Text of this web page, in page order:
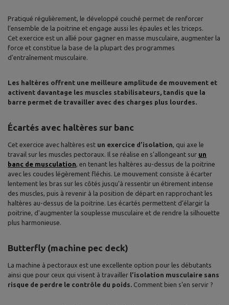
Pratiqué régulièrement, le développé couché permet de renforcer
l’ensemble de la poitrine et engage aussi les épaules et les triceps.
Cet exercice est un allié pour gagner en masse musculaire, augmenter la
force et constitue la base de la plupart des programmes
d'entraînement musculaire.
Les haltères offrent une meilleure amplitude de mouvement et
activent davantage les muscles stabilisateurs, tandis que la
barre permet de travailler avec des charges plus lourdes.
Écartés avec haltères sur banc
Cet exercice avec haltères est un exercice d’isolation , qui axe le
travail sur les muscles pectoraux. Il se réalise en s’allongeant sur un
banc de musculation , en tenant les haltères au-dessus de la poitrine
avec les coudes légèrement fléchis. Le mouvement consiste à écarter
lentement les bras sur les côtés jusqu’à ressentir un étirement intense
des muscles, puis à revenir à la position de départ en rapprochant les
haltères au-dessus de la poitrine. Les écartés permettent d’élargir la
poitrine, d'augmenter la souplesse musculaire et de rendre la silhouette
plus harmonieuse.
Butterfly (machine pec deck)
La machine à pectoraux est une excellente option pour les débutants
ainsi que pour ceux qui visent à travailler l’isolation musculaire sans
risque de perdre le contrôle du poids. Comment bien s’en servir ?